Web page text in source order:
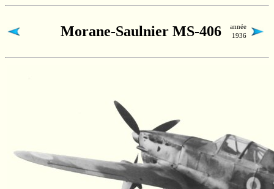
Morane-Saulnier MS-406
année
1936